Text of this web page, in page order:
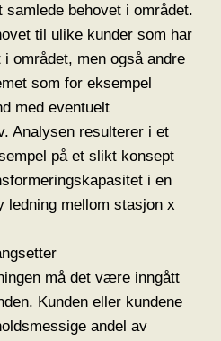
samlede behovet i området.
til ulike kunder som har
området, men også andre
som for eksempel
med eventuelt
Analysen resulterer i et
på et slikt konsept
i en
ledning mellom stasjon x
må det være inngått
Kunden eller kundene
andel av